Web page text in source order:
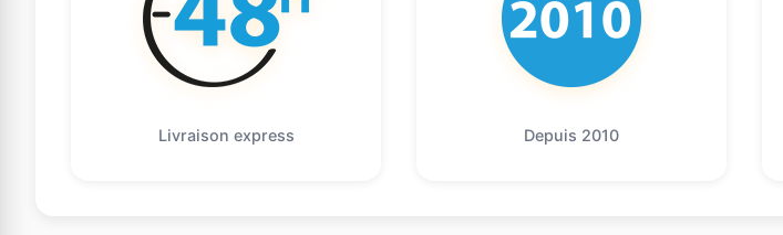
Livraison express Depuis 2010